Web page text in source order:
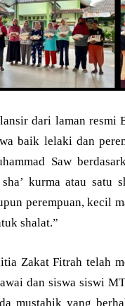
dari laman
baik lelaki dan
Saw
kurma atau satu
perempuan, kecil
shalat.”
Zakat Fitrah telah
dan siswa siswi
mustahik yang